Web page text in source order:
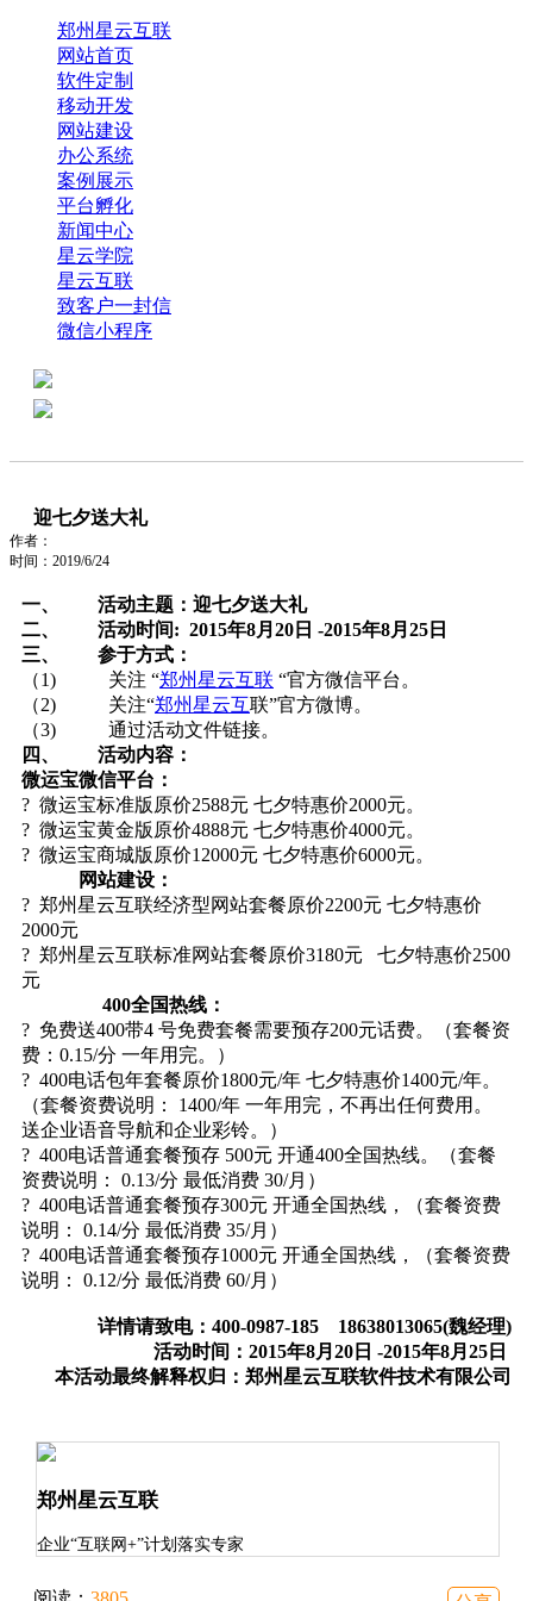
郑州星云互联
网站首页
软件定制
移动开发
网站建设
办公系统
案例展示
平台孵化
新闻中心
星云学院
星云互联
致客户一封信
微信小程序
迎七夕送大礼
作者：
时间：2019/6/24
一、 活动主题：迎七夕送大礼
二、 活动时间: 2015年8月 20 日 -2015年8月 25 日
三、 参于方式：
（1) 关注 “郑州星云互联 “官方微信平台。
（2) 关注“郑州星云互联”官方微博。
（3) 通过活动文件链接。
四、 活动内容：
微运宝微信平台：
? 微运宝标准版原价2588元 七夕特惠价2000元。
? 微运宝黄金版原价4888元 七夕特惠价4000元。
? 微运宝商城版原价12000元 七夕特惠价6000元。
网站建设：
? 郑州星云互联经济型网站套餐原价2200元 七夕特惠价
2000元
? 郑州星云互联标准网站套餐原价3180元 七夕特惠价2500
元
400全国热线：
? 免费送400带4 号免费套餐需要预存200元话费。（套餐资
费：0.15/分 一年用完。）
? 400电话包年套餐原价1800元/年 七夕特惠价1400元/年。
（套餐资费说明： 1400/年 一年用完，不再出任何费用。
送企业语音导航和企业彩铃。）
? 400电话普通套餐预存 500元 开通400全国热线。（套餐
资费说明： 0.13/分 最低消费 30/月）
? 400电话普通套餐预存300元 开通全国热线，（套餐资费
说明： 0.14/分 最低消费 35/月）
? 400电话普通套餐预存1000元 开通全国热线，（套餐资费
说明： 0.12/分 最低消费 60/月）
详情请致电：400-0987-185 18638013065(魏经理)
活动时间： 2015年8月 20 日 -2015年8月 25 日
本活动最终解释权归：郑州星云互联软件技术有限公司
郑州星云互联
企业“互联网+”计划落实专家